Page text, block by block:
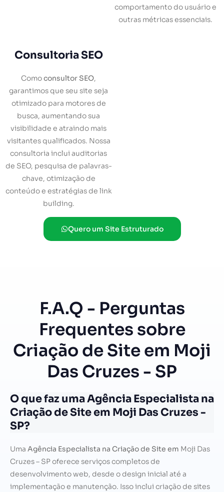
comportamento do usuário e
outras métricas essenciais.
Consultoria SEO
Comoconsultor SEO,
garantimos que seu site seja
otimizado para motores de
busca, aumentando sua
visibilidade e atraindo mais
visitantes qualificados. Nossa
consultoria inclui auditorias
de SEO, pesquisa de palavras-
chave, otimização de
conteúdo e estratégias de link
building.
Quero um Site Estruturado
F.A.Q - Perguntas
Frequentes sobre
Criação de Site em Moji
Das Cruzes - SP
O que faz uma Agência Especialista na
Criação de Site em Moji Das Cruzes -
SP?
Uma Agência Especialista na Criação de Site em Moji Das
Cruzes – SP oferece serviços completos de
desenvolvimento web, desde o design inicial até a
implementação e manutenção. Isso inclui criação de sites